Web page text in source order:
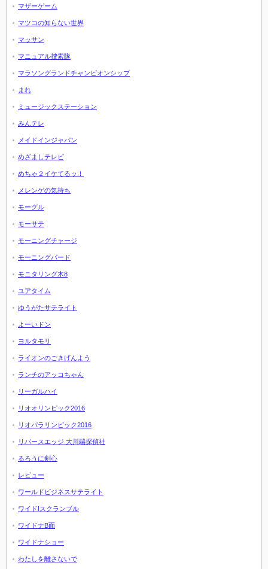
マザーゲーム
マツコの知らない世界
マッサン
マニュアル捜索隊
マラソングランドチャンピオンシップ
まれ
ミュージックステーション
みんテレ
メイドインジャパン
めざましテレビ
めちゃ２イケてるッ！
メレンゲの気持ち
モーグル
モーサテ
モーニングチャージ
モーニングバード
モニタリング木8
ユアタイム
ゆうがたサテライト
よーいドン
ヨルタモリ
ライオンのごきげんよう
ランチのアッコちゃん
リーガルハイ
リオオリンピック2016
リオパラリンピック2016
リバースエッジ 大川端探偵社
るろうに剣心
レビュー
ワールドビジネスサテライト
ワイド!スクランブル
ワイドナB面
ワイドナショー
わたしを離さないで